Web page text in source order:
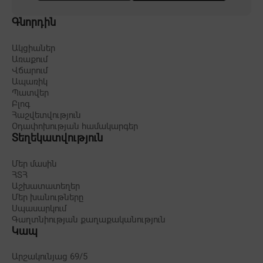
Գնորդին
Ակցիաներ
Առաքում
Վճարում
Ապառիկ
Պատվեր
Բլոգ
Հաշվետվություն
Օդափոխության համակարգեր
Տեղեկատվություն
Մեր մասին
ՀՏՀ
Աշխատատեղեր
Մեր խանութները
Սպասարկում
Գաղտնիության քաղաքականություն
Կապ
Արշակունյաց 69/5